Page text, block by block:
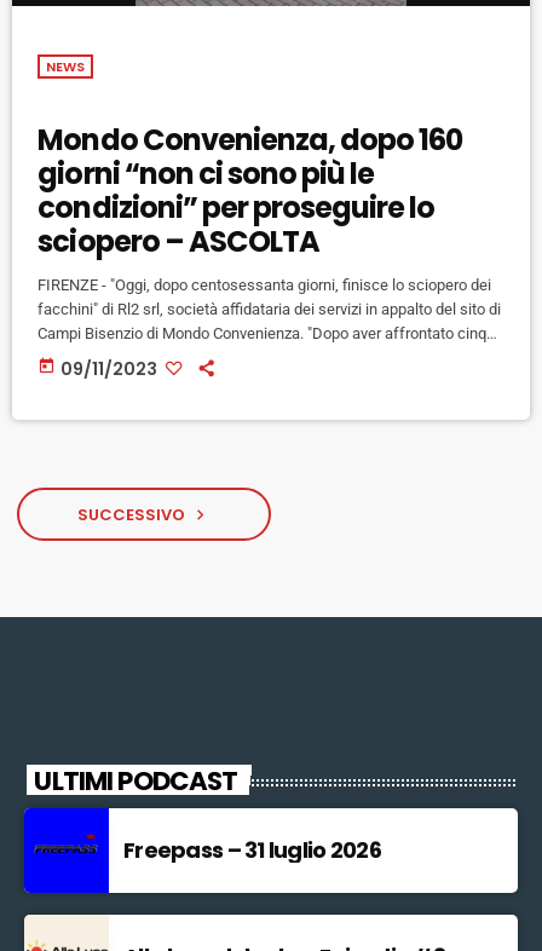
NEWS
Mondo Convenienza, dopo 160
giorni “non ci sono più le
condizioni” per proseguire lo
sciopero – ASCOLTA
FIRENZE - "Oggi, dopo centosessanta giorni, finisce lo sciopero dei
facchini" di Rl2 srl, società affidataria dei servizi in appalto del sito di
Campi Bisenzio di Mondo Convenienza. "Dopo aver affrontato cinque
mesi di presidio permanente, la resistenza ad una ventina di
sgomberi, le manganellate, il caldo di agosto ed ora anche un
today 09/11/2023
SUCCESSIVO navigate_next
ULTIMI PODCAST
Freepass – 31 luglio 2026